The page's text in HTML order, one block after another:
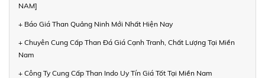
NAM]
+ Báo Giá Than Quảng Ninh Mới Nhất Hiện Nay
+ Chuyên Cung Cấp Than Đá Giá Cạnh Tranh, Chất Lượng Tại Miền
Nam
+ Công Ty Cung Cấp Than Indo Uy Tín Giá Tốt Tại Miền Nam